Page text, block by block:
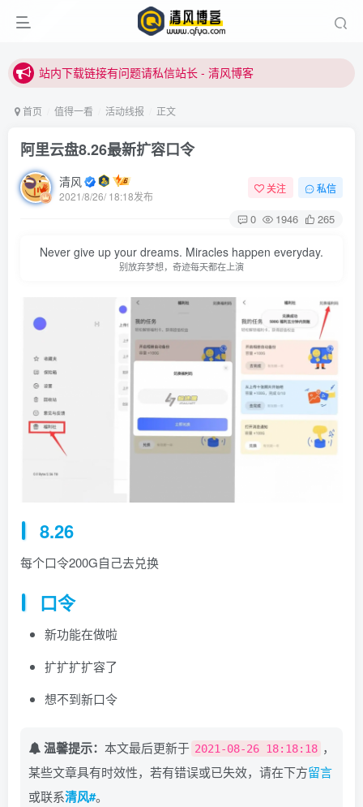
站内下载链接有问题请私信站长 - 清风博客
站内下载链接有问题请私信站长 - 清风博客
首页 值得一看 活动线报 正文
阿里云盘8.26最新扩容口令
清风
2021/8/26/ 18:18发布
关注 私信
0 1946 265
Never give up your dreams. Miracles happen everyday.
别放弃梦想，奇迹每天都在上演
8.26
每个口令200G自己去兑换
口令
新功能在做啦
扩扩扩扩容了
想不到新口令
温馨提示： 本文最后更新于 2021-08-26 18:18:18 ，
某些文章具有时效性，若有错误或已失效，请在下方留言
或联系清风#。